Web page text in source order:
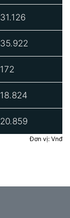
31.126
35.922
172
18.824
20.859
Đơn vị: Vnđ